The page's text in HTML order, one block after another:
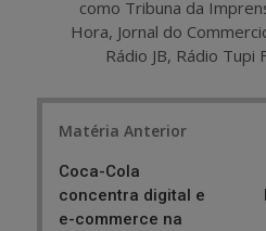
como Tribuna da
Hora, Jornal do
Rádio JB, Rádio Tupi
Matéria Anterior
Coca-Cola
concentra digital e
e-commerce na